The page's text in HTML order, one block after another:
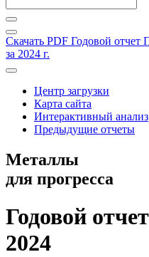
Скачать PDF Годовой
за 2024 г.
Центр загрузки
Карта сайта
Интерактивный анализ
Предыдущие отчеты
Металлы
для прогресса
Годовой отчет
2024